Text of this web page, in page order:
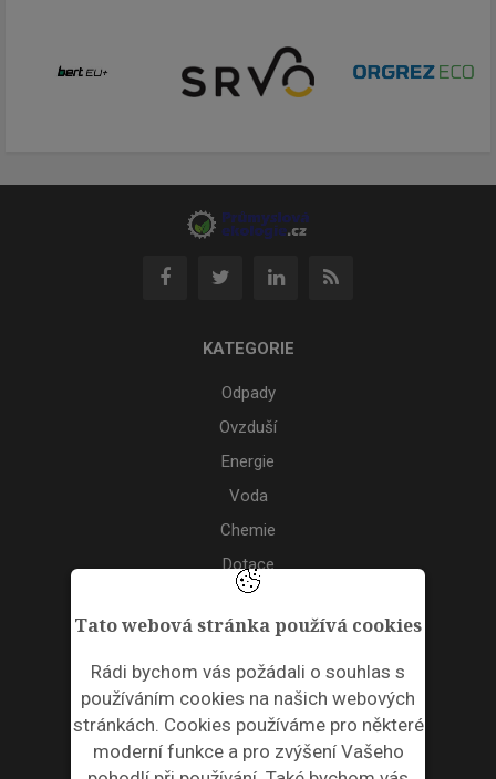
Tato webová stránka používá cookies
Rádi bychom vás požádali o souhlas s
používáním cookies na našich webových
stránkách. Cookies používáme pro některé
moderní funkce a pro zvýšení Vašeho
KATEGORIE
Odpady
Ovzduší
Energie
Voda
Chemie
Dotace
Akce
ODPADNÍ PLASTY
NEWSLETTER